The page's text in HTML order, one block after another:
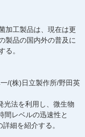
加工製品は、現在は更
製品の国内外の普及に
る。
/(株)日立製作所/野田英
光法を利用し、微生物
間レベルの迅速性と
細を紹介する。